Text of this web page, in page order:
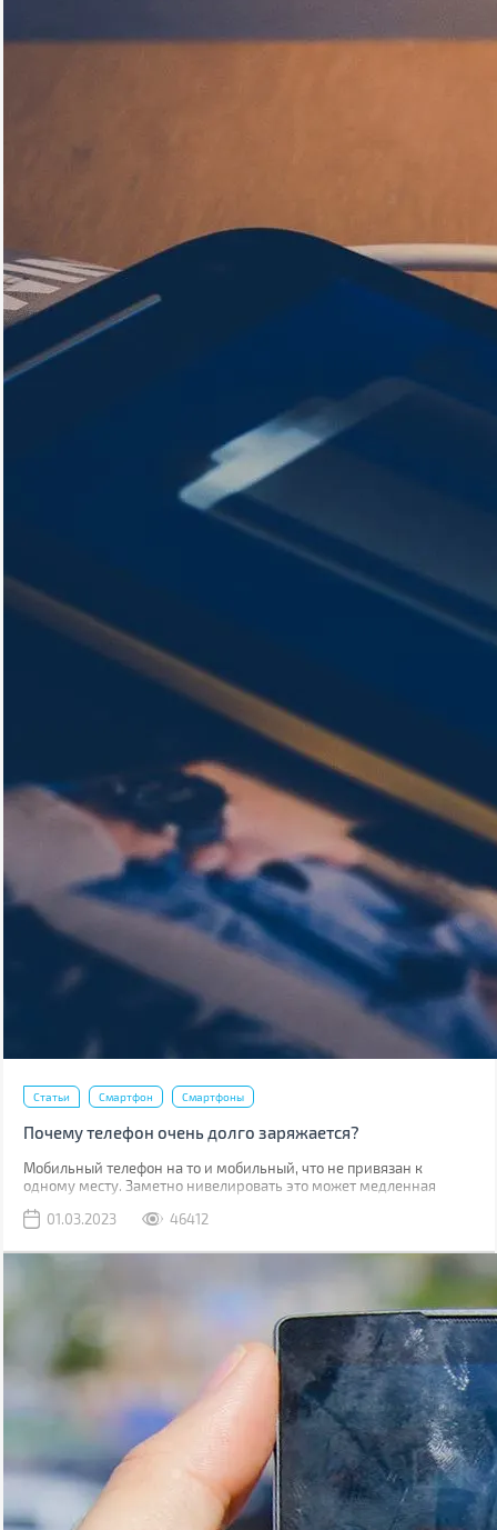
Статьи Смартфон Смартфоны
Почему телефон очень долго заряжается?
Мобильный телефон на то и мобильный, что не привязан к
одному месту. Заметно нивелировать это может медленная
розетке.
01.03.2023 46412